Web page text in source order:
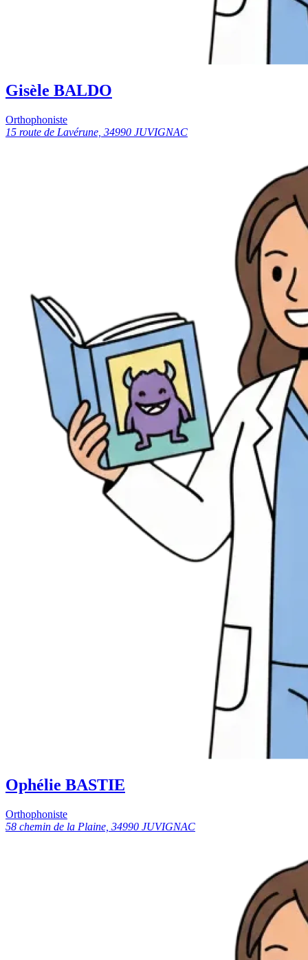
Gisèle BALDO
Orthophoniste
15 route de Lavérune, 34990 JUVIGNAC
Ophélie BASTIE
Orthophoniste
58 chemin de la Plaine, 34990 JUVIGNAC